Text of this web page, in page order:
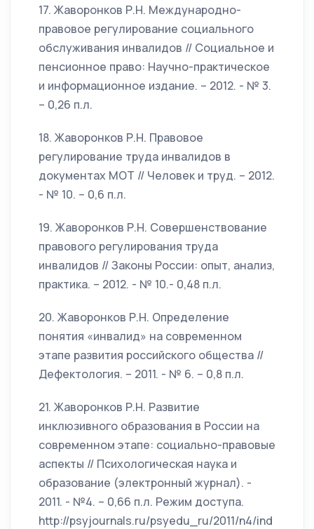
17. Жаворонков Р.Н. Международно-
правовое регулирование социального
обслуживания инвалидов // Социальное и
пенсионное право: Научно-практическое
и информационное издание. – 2012. - № 3.
– 0,26 п.л.
18. Жаворонков Р.Н. Правовое
регулирование труда инвалидов в
документах МОТ // Человек и труд. – 2012.
- № 10. – 0,6 п.л.
19. Жаворонков Р.Н. Совершенствование
правового регулирования труда
инвалидов // Законы России: опыт, анализ,
практика. – 2012. - № 10.- 0,48 п.л.
20. Жаворонков Р.Н. Определение
понятия «инвалид» на современном
этапе развития российского общества //
Дефектология. – 2011. - № 6. – 0,8 п.л.
21. Жаворонков Р.Н. Развитие
инклюзивного образования в России на
современном этапе: социально-правовые
аспекты // Психологическая наука и
образование (электронный журнал). -
2011. - №4. – 0,66 п.л. Режим доступа.
http://psyjournals.ru/psyedu_ru/2011/n4/ind